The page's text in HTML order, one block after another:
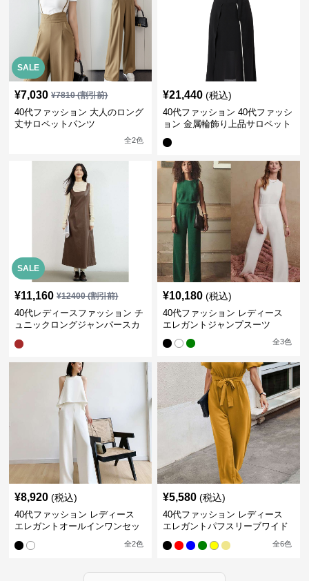
SALE
¥7,030 ¥7810(割引前)
40代ファッション 大人のロング
丈サロペットパンツ
全2色
¥21,440 (税込)
40代ファッション 40代ファッシ
ョン 金属輪飾り上品サロペット
SALE
¥11,160 ¥12400(割引前)
40代レディースファッション チ
ュニックロングジャンパースカ
¥10,180 (税込)
40代ファッション レディース
エレガントジャンプスーツ
全3色
¥8,920 (税込)
40代ファッション レディース
エレガントオールインワンセッ
全2色
¥5,580 (税込)
40代ファッション レディース
エレガントパフスリーブワイド
全6色